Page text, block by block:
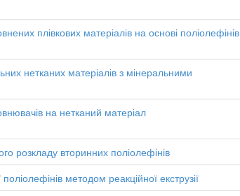
плівкових матеріалів на основі поліолефінів
нетканих матеріалів з мінеральними
на нетканий матеріал
розкладу вторинних поліолефінів
методом реакційної екструзії